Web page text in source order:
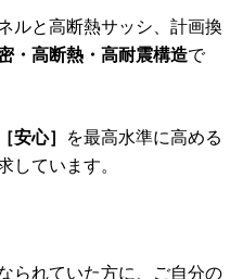
ルと高断熱サッシ、計画換
・高断熱・高耐震構造で
安心］ を最高水準に高める
しています。
られていた方に、ご自分の